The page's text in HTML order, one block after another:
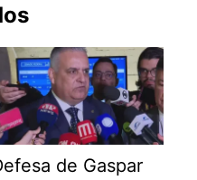
de Gaspar